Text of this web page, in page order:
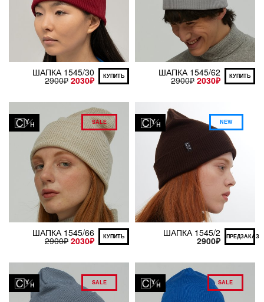
ШАПКА 1545/30
2900₽ 2030₽ КУПИТЬ ШАПКА 1545/62
2900₽ 2030₽ КУПИТЬ
SALE
ШАПКА 1545/66
2900₽ 2030₽ КУПИТЬ
NEW
ШАПКА 1545/2
2900₽ ПРЕДЗАКАЗ
SALE SALE